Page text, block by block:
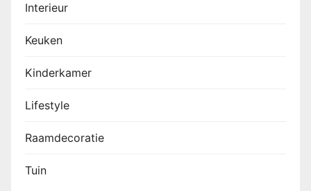
Interieur
Keuken
Kinderkamer
Lifestyle
Raamdecoratie
Tuin